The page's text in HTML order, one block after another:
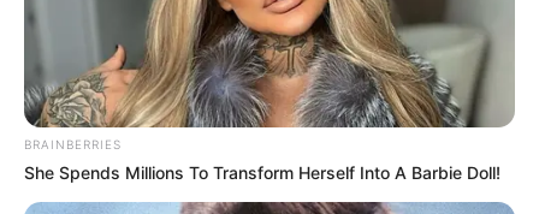
BRAINBERRIES
She Spends Millions To Transform Herself Into A Barbie Doll!